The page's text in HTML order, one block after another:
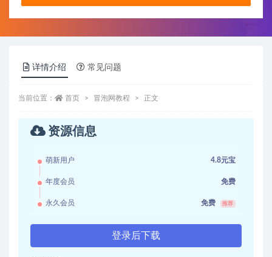
详情介绍 常见问题
当前位置： 首页 冒泡网教程 正文
资源信息
萌新用户 4.8元宝
年度会员 免费
永久会员 免费 推荐
登录后下载